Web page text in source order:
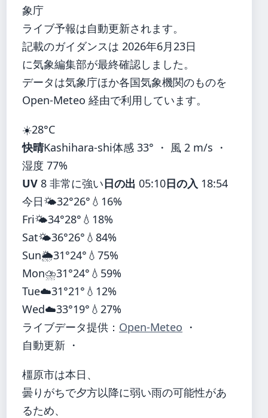
象庁
ライブ予報は自動更新されます。
記載のガイダンスは 2026年6月23日
に気象編集部が最終確認しました。
データは気象庁ほか各国気象機関のものを
Open-Meteo 経由で利用しています。
☀️28°C
快晴Kashihara-shi体感 33° ・ 風 2 m/s ・
湿度 77%
UV 8 非常に強い日の出 05:10日の入 18:54
今日🌤️32°26° 💧16%
Fri🌤️34°28° 💧18%
Sat🌤️36°26° 💧84%
Sun🌦️31°24° 💧75%
Mon⛈️31°24° 💧59%
Tue☁️31°21° 💧12%
Wed☁️33°19° 💧27%
ライブデータ提供： Open-Meteo ・
自動更新 ・
橿原市は本日、
曇りがちで夕方以降に弱い雨の可能性があ
るため、